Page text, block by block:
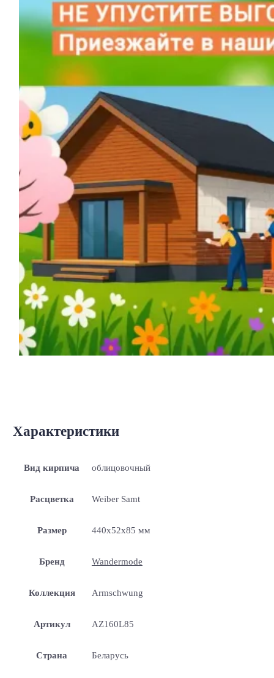
Характеристики
Вид кирпича облицовочный
Расцветка Weiber Samt
Размер 440x52x85 мм
Бренд Wandermode
Коллекция Armschwung
Артикул AZ160L85
Страна Беларусь